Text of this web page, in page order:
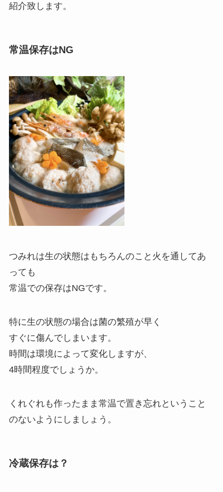
紹介致します。
常温保存はNG
つみれは生の状態はもちろんのこと火を通してあ
っても
常温での保存はNGです。
特に生の状態の場合は菌の繁殖が早く
すぐに傷んでしまいます。
時間は環境によって変化しますが、
4時間程度でしょうか。
くれぐれも作ったまま常温で置き忘れということ
のないようにしましょう。
冷蔵保存は？